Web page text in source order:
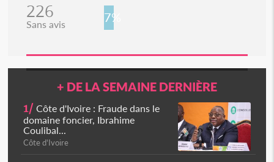
226
Sans avis 7%
+ DE LA SEMAINE DERNIÈRE
1/ Côte d'Ivoire : Fraude dans le
domaine foncier, Ibrahime
Coulibal...
Côte d'Ivoire